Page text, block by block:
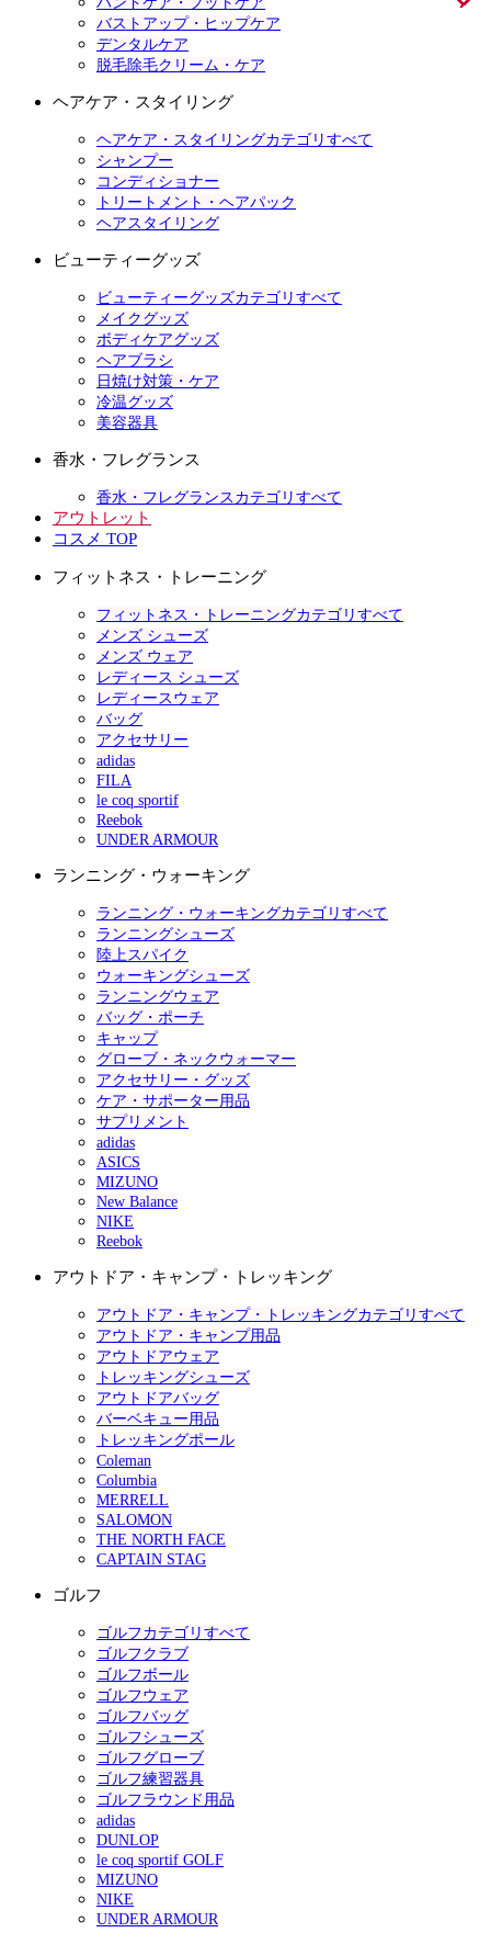
バストアップ・ヒップケア
デンタルケア
脱毛除毛クリーム・ケア
ヘアケア・スタイリング
ヘアケア・スタイリングカテゴリすべて
シャンプー
コンディショナー
トリートメント・ヘアパック
ヘアスタイリング
ビューティーグッズ
ビューティーグッズカテゴリすべて
メイクグッズ
ボディケアグッズ
ヘアブラシ
日焼け対策・ケア
冷温グッズ
美容器具
香水・フレグランス
香水・フレグランスカテゴリすべて
アウトレット
コスメ TOP
フィットネス・トレーニング
フィットネス・トレーニングカテゴリすべて
メンズ シューズ
メンズ ウェア
レディース シューズ
レディースウェア
バッグ
アクセサリー
adidas
FILA
le coq sportif
Reebok
UNDER ARMOUR
ランニング・ウォーキング
ランニング・ウォーキングカテゴリすべて
ランニングシューズ
陸上スパイク
ウォーキングシューズ
ランニングウェア
バッグ・ポーチ
キャップ
グローブ・ネックウォーマー
アクセサリー・グッズ
ケア・サポーター用品
サプリメント
adidas
ASICS
MIZUNO
New Balance
NIKE
Reebok
アウトドア・キャンプ・トレッキング
アウトドア・キャンプ・トレッキングカテゴリすべて
アウトドア・キャンプ用品
アウトドアウェア
トレッキングシューズ
アウトドアバッグ
バーベキュー用品
トレッキングポール
Coleman
Columbia
MERRELL
SALOMON
THE NORTH FACE
CAPTAIN STAG
ゴルフ
ゴルフカテゴリすべて
ゴルフクラブ
ゴルフボール
ゴルフウェア
ゴルフバッグ
ゴルフシューズ
ゴルフグローブ
ゴルフ練習器具
ゴルフラウンド用品
adidas
DUNLOP
le coq sportif GOLF
MIZUNO
NIKE
UNDER ARMOUR